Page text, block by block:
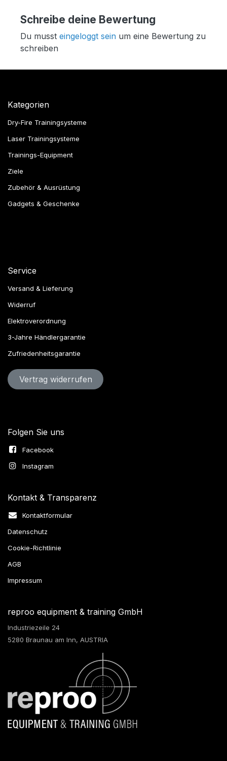
Schreibe deine Bewertung
Du musst eingeloggt sein um eine Bewertung zu
schreiben
Kategorien
Dry-Fire Trainingsysteme
Laser Trainingsysteme
Trainings-Equipment
Ziele
Zubehör & Ausrüstung
Gadgets & Geschenke
Service
Versand & Lieferung
Widerruf
Elektroverordnung
3-Jahre Händlergarantie
Zufriedenheitsgarantie
Vertrag widerru​​​​​​​​​​fen
Folgen Sie uns
Facebook
Instagram
Kontakt & Transparenz
Kontaktformular
Datenschutz
Cookie-Richtlinie
AGB
Impressum
reproo equipment & training GmbH
Industriezeile 24
5280 Braunau am Inn, AUSTRIA